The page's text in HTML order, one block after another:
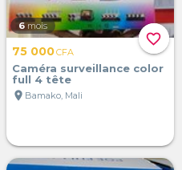
favorite_border
6 mois
75 000CFA
Caméra surveillance color
full 4 tête
location_on Bamako, Mali